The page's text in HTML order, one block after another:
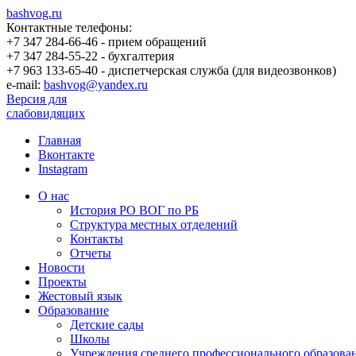
bashvog.ru
Контактные телефоны:
+7 347 284-66-46 - прием обращений
+7 347 284-55-22 - бухгалтерия
+7 963 133-65-40 - диспетчерская служба (для видеозвонков)
e-mail: bashvog@yandex.ru
Версия для
слабовидящих
Главная
Вконтакте
Instagram
О нас
История РО ВОГ по РБ
Структура местных отделений
Контакты
Отчеты
Новости
Проекты
Жестовый язык
Образование
Детские сады
Школы
Учреждения среднего профессионального